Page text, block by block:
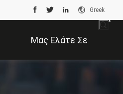
Greek
Μας Ελάτε Σε
Επαφή Με